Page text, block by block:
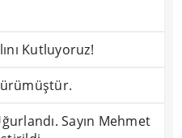
Kutluyoruz!
Sayın Mehmet